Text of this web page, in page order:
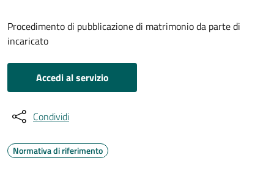
Procedimento di pubblicazione di matrimonio da parte di
incaricato
Accedi al servizio
Condividi
Normativa di riferimento